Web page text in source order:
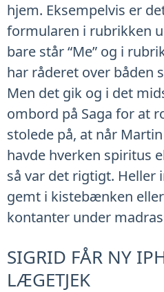
hjem. Eksempelvis er
formularen i rubrikken
bare står “Me” og i
har råderet over båden
Men det gik og i det
ombord på Saga for at
stolede på, at når
havde hverken spiritus
så var det rigtigt. Heller
gemt i kistebænken
kontanter under
SIGRID FÅR NY
LÆGETJEK